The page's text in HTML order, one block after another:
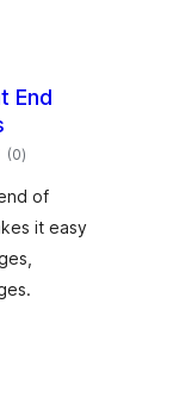
End
(0مجموعی
درجہ
)
of
it easy